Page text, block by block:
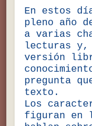
En estos
pleno año
a varias
lecturas y,
versión
pregunta
texto.
Los
figuran en